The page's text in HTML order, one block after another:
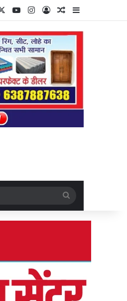
YouTubeInstagram
Log InRandom Article
Sidebar
for